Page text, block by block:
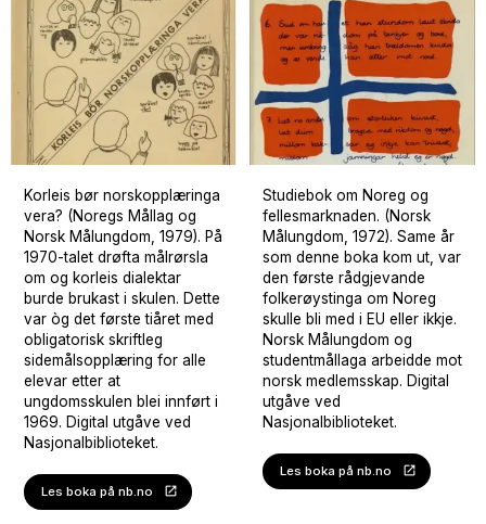
Korleis bør norskopplæringa
vera? (Noregs Mållag og
Norsk Målungdom, 1979). På
1970-talet drøfta målrørsla
om og korleis dialektar
burde brukast i skulen. Dette
var òg det første tiåret med
obligatorisk skriftleg
sidemålsopplæring for alle
elevar etter at
ungdomsskulen blei innført i
1969. Digital utgåve ved
Nasjonalbiblioteket.
Les boka på nb.no
Studiebok om Noreg og
fellesmarknaden. (Norsk
Målungdom, 1972). Same år
som denne boka kom ut, var
den første rådgjevande
folkerøystinga om Noreg
skulle bli med i EU eller ikkje.
Norsk Målungdom og
studentmållaga arbeidde mot
norsk medlemsskap. Digital
utgåve ved
Nasjonalbiblioteket.
Les boka på nb.no